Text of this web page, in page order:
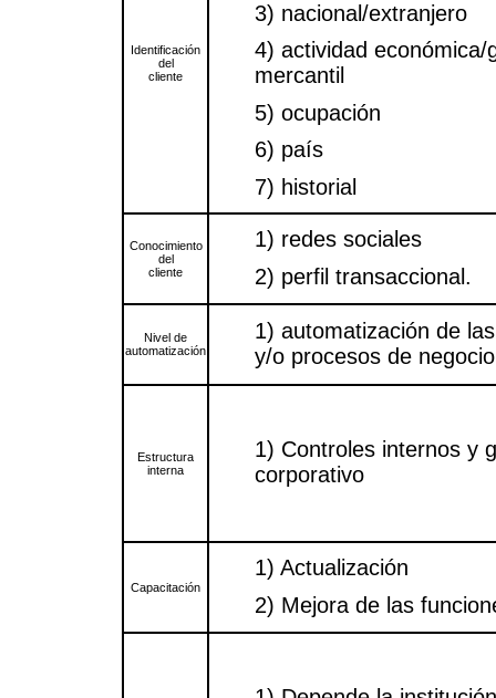
Identificación
del
cliente
3) nacional/extranjero
4) actividad económica/
mercantil
5) ocupación
6) país
7) historial
Conocimiento
del
cliente
1) redes sociales
2) perfil transaccional.
Nivel de
automatización
1) automatización de
y/o procesos de negocio
Estructura
interna
1) Controles internos y
corporativo
Capacitación
1) Actualización
2) Mejora de las